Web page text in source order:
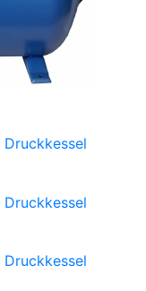
Druckkessel
Druckkessel
Druckkessel